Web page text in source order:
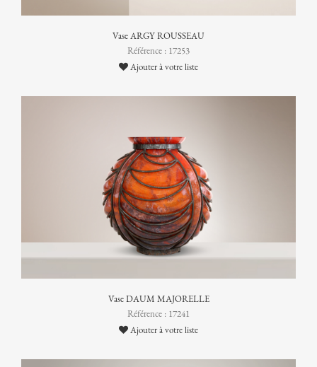
Vase ARGY ROUSSEAU
Référence : 17253
Ajouter à votre liste
Vase DAUM MAJORELLE
Référence : 17241
Ajouter à votre liste